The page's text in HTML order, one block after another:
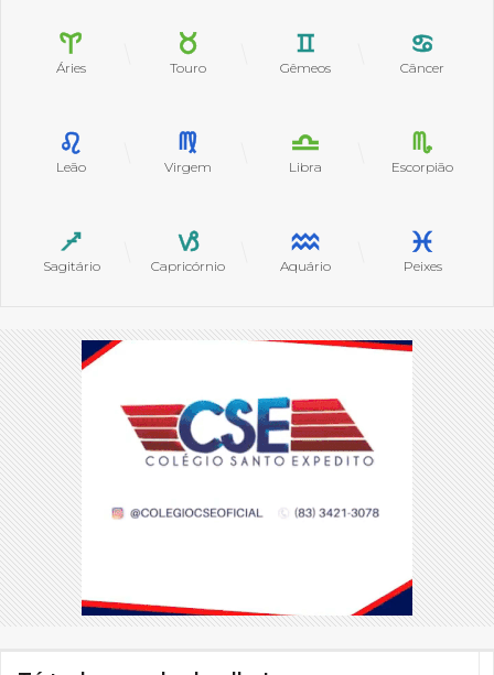
Áries Touro Gêmeos Câncer
Leão Virgem Libra Escorpião
Sagitário Capricórnio Aquário Peixes